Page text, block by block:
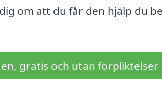
om att du får den hjälp du
gratis och utan förpliktelser